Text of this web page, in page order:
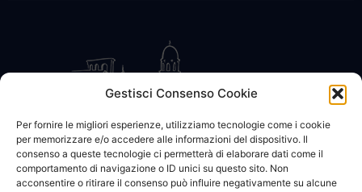
Gestisci Consenso Cookie
Per fornire le migliori esperienze, utilizziamo tecnologie come i cookie
per memorizzare e/o accedere alle informazioni del dispositivo. Il
consenso a queste tecnologie ci permetterà di elaborare dati come il
comportamento di navigazione o ID unici su questo sito. Non
acconsentire o ritirare il consenso può influire negativamente su alcune
CONTATTACI COOKIE POLICY PRIVACY